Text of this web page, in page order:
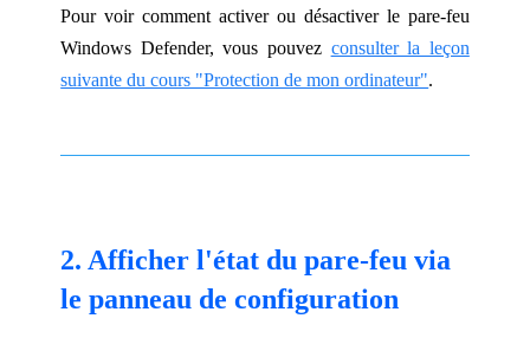
Pour voir comment activer ou désactiver le pare-feu
Windows Defender, vous pouvez consulter la leçon
suivante du cours "Protection de mon ordinateur".
2. Afficher l'état du pare-feu via
le panneau de configuration